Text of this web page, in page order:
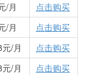
/月
点击购买
/月
点击购买
/月
点击购买
/月
点击购买